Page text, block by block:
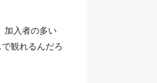
加入者の多い
観れるんだろ